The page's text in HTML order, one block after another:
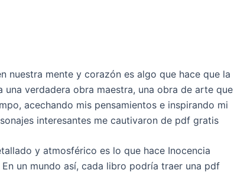
nuestra mente y corazón es algo que hace que la
verdadera obra maestra, una obra de arte que
acechando mis pensamientos e inspirando mi
interesantes me cautivaron de pdf gratis
y atmosférico es lo que hace Inocencia
un mundo así, cada libro podría traer una pdf